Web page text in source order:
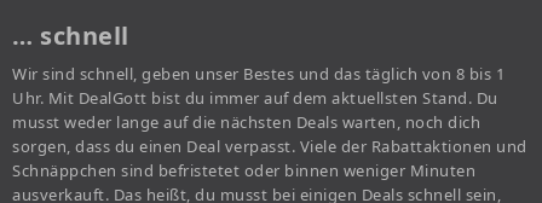
… schnell
Wir sind schnell, geben unser Bestes und das täglich von 8 bis 1
Uhr. Mit DealGott bist du immer auf dem aktuellsten Stand. Du
musst weder lange auf die nächsten Deals warten, noch dich
sorgen, dass du einen Deal verpasst. Viele der Rabattaktionen und
Schnäppchen sind befristetet oder binnen weniger Minuten
ausverkauft. Das heißt, du musst bei einigen Deals schnell sein,